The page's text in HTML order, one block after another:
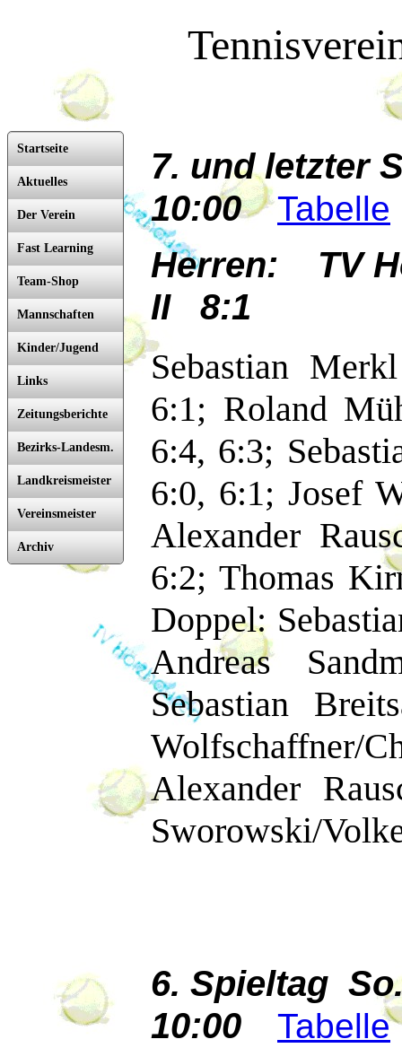
Startseite
Aktuelles
Der Verein
Fast Learning
Team-Shop
Mannschaften
Kinder/Jugend
Links
Zeitungsberichte
Bezirks-Landesm.
Landkreismeister
Vereinsmeister
Archiv
7. und letzter
10:00
Tabelle
Herren: TV
II 8:1
Sebastian
6:1; Roland
6:4, 6:3;
6:0, 6:1; Josef
Alexander
6:2; Thomas
Doppel:
Andreas
Sebastian
Alexander
Sworowski/
6. Spieltag
10:00
Tabelle